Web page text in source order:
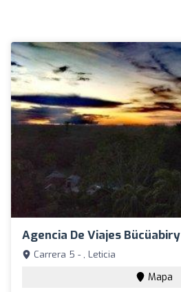
Agencia De Viajes Bücüabiry
Carrera 5 - , Leticia
Mapa